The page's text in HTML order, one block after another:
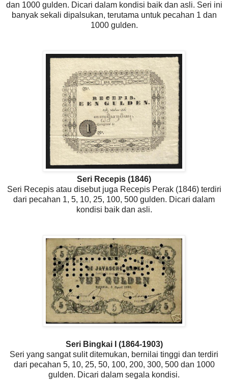
dan 1000 gulden. Dicari dalam kondisi baik dan asli. Seri ini
banyak sekali dipalsukan, terutama untuk pecahan 1 dan
1000 gulden.
Seri Recepis (1846)
Seri Recepis atau disebut juga Recepis Perak (1846) terdiri
dari pecahan 1, 5, 10, 25, 100, 500 gulden. Dicari dalam
kondisi baik dan asli.
Seri Bingkai I (1864-1903)
Seri yang sangat sulit ditemukan, bernilai tinggi dan terdiri
dari pecahan 5, 10, 25, 50, 100, 200, 300, 500 dan 1000
gulden. Dicari dalam segala kondisi.